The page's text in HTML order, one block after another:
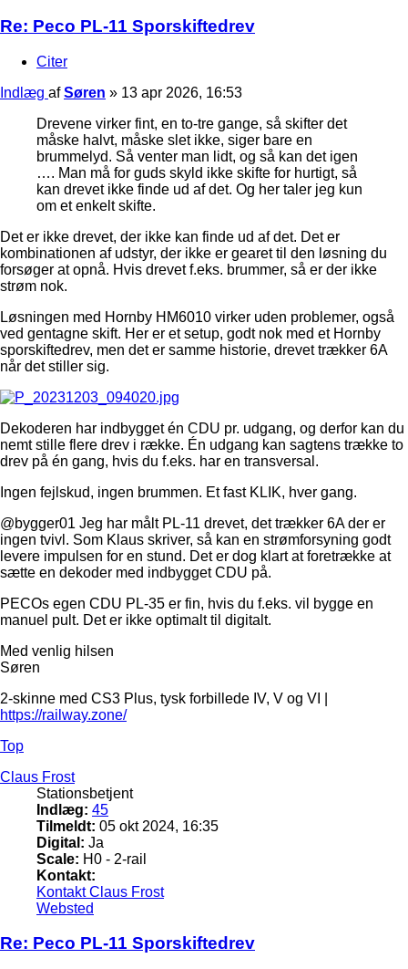
Re: Peco PL-11 Sporskiftedrev
Citer
Indlæg afSøren » 13 apr 2026, 16:53
Drevene virker fint, en to-tre gange, så skifter det
måske halvt, måske slet ikke, siger bare en
brummelyd. Så venter man lidt, og så kan det igen
…. Man må for guds skyld ikke skifte for hurtigt, så
kan drevet ikke finde ud af det. Og her taler jeg kun
om et enkelt skifte.
Det er ikke drevet, der ikke kan finde ud af det. Det er
kombinationen af udstyr, der ikke er gearet til den løsning du
forsøger at opnå. Hvis drevet f.eks. brummer, så er der ikke
strøm nok.
Løsningen med Hornby HM6010 virker uden problemer, også
ved gentagne skift. Her er et setup, godt nok med et Hornby
sporskiftedrev, men det er samme historie, drevet trækker 6A
når det stiller sig.
Dekoderen har indbygget én CDU pr. udgang, og derfor kan du
nemt stille flere drev i række. Én udgang kan sagtens trække to
drev på én gang, hvis du f.eks. har en transversal.
Ingen fejlskud, ingen brummen. Et fast KLIK, hver gang.
@bygger01 Jeg har målt PL-11 drevet, det trækker 6A der er
ingen tvivl. Som Klaus skriver, så kan en strømforsyning godt
levere impulsen for en stund. Det er dog klart at foretrække at
sætte en dekoder med indbygget CDU på.
PECOs egen CDU PL-35 er fin, hvis du f.eks. vil bygge en
manuel pult. Det er ikke optimalt til digitalt.
Med venlig hilsen
Søren
2-skinne med CS3 Plus, tysk forbillede IV, V og VI |
https://railway.zone/
Top
Claus Frost
Stationsbetjent
Indlæg: 45
Tilmeldt: 05 okt 2024, 16:35
Digital: Ja
Scale: H0 - 2-rail
Kontakt:
Kontakt Claus Frost
Websted
Re: Peco PL-11 Sporskiftedrev